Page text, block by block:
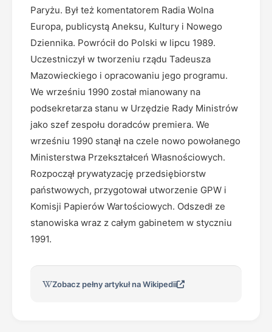
Paryżu. Był też komentatorem Radia Wolna
Europa, publicystą Aneksu, Kultury i Nowego
Dziennika. Powrócił do Polski w lipcu 1989.
Uczestniczył w tworzeniu rządu Tadeusza
Mazowieckiego i opracowaniu jego programu.
We wrześniu 1990 został mianowany na
podsekretarza stanu w Urzędzie Rady Ministrów
jako szef zespołu doradców premiera. We
wrześniu 1990 stanął na czele nowo powołanego
Ministerstwa Przekształceń Własnościowych.
Rozpoczął prywatyzację przedsiębiorstw
państwowych, przygotował utworzenie GPW i
Komisji Papierów Wartościowych. Odszedł ze
stanowiska wraz z całym gabinetem w styczniu
1991.
Zobacz pełny artykuł na Wikipedii